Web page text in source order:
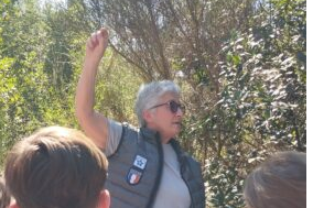
6
0
3
1
7
_
1
4
4